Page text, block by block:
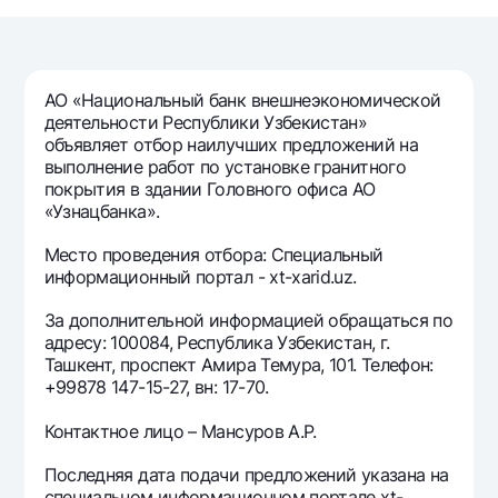
Золотые слитки от НБУ
Серебряный депозит
Visa FIFA
Mastercard
Зарплатные
Garmin pay
Тарифы
Акции
Мобильное приложение Milliy
Ищите по сайту
Найти
Полезные ссылки
Пресс-центр
АО «Национальный банк внешнеэкономической
деятельности Республики Узбекистан»
объявляет отбор наилучших предложений на
выполнение работ по установке гранитного
покрытия в здании Головного офиса АО
«Узнацбанка».
Место проведения отбора: Специальный
информационный портал - xt-xarid.uz.
За дополнительной информацией обращаться по
адресу: 100084, Республика Узбекистан, г.
Ташкент, проспект Амира Темура, 101. Телефон:
+99878 147-15-27, вн: 17-70.
Контактное лицо – Мансуров А.Р.
Последняя дата подачи предложений указана на